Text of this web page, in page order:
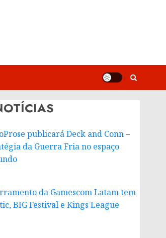
publicará Deck and Conn –
da Guerra Fria no espaço
da Gamescom Latam tem
BIG Festival e Kings League